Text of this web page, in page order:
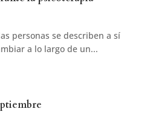
personas se describen a sí
a lo largo de un...